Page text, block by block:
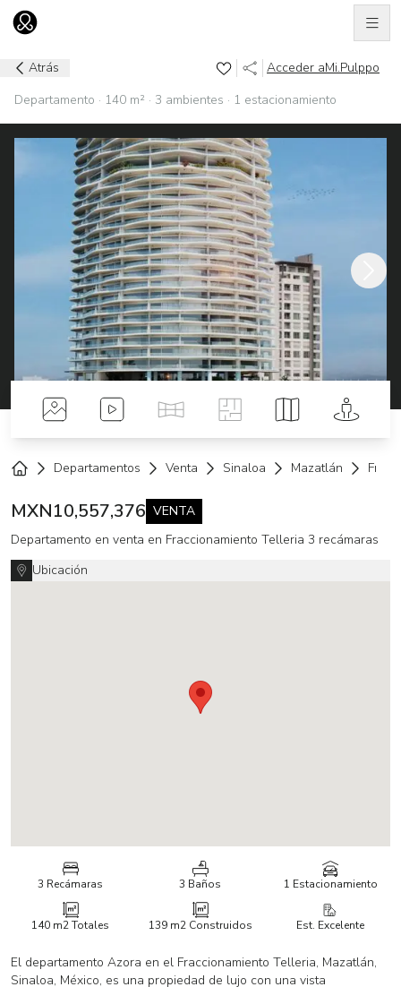
Ir al home
Atrás Acceder aMi.Pulppo
Departamento · 140 m² · 3 ambientes · 1 estacionamiento
Fotos Videos Tour VirtualPlanos Mapa Street
Departamentos Venta Sinaloa Mazatlán
MXN10,557,376 VENTA
Departamento en venta en Fraccionamiento Telleria 3 recámaras
Ubicación
3 Recámaras 3 Baños 1 Estacionamiento
140 m2Totales 139 m2Construidos Est. Excelente
El departamento Azora en el Fraccionamiento Telleria, Mazatlán,
Sinaloa, México, es una propiedad de lujo con una vista